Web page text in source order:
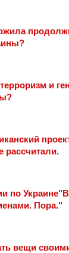
и
рассчитали.
по
Пора."
вещи